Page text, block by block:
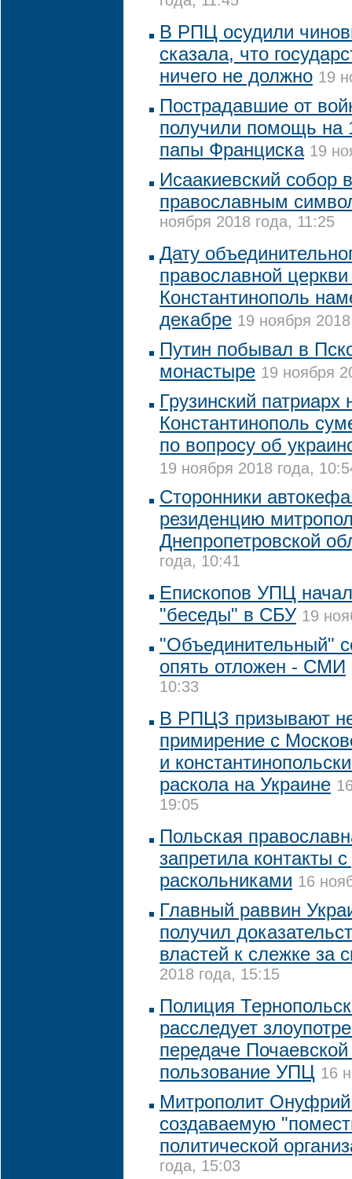
В РПЦ осудили
сказала, что
ничего не должно 19
Пострадавшие от
получили помощь на
папы Франциска 19
Исаакиевский собор
православным
ноября 2018 года, 11:25
Дату
православной
Константинополь
декабре 19 ноября
Путин побывал в
монастыре 19 ноября
Грузинский
Константинополь
по вопросу об
19 ноября 2018 года,
Сторонники
резиденцию
Днепропетровской
года, 10:41
Епископов УПЦ
"беседы" в СБУ 19
"Объединительный"
опять отложен - СМИ
10:33
В РПЦЗ призывают
примирение с
и
раскола на Украине
19:05
Польская
запретила контакты
раскольниками 16
Главный раввин
получил
властей к слежке за
2018 года, 15:15
Полиция
расследует
передаче
пользование УПЦ 16
Митрополит
создаваемую
политической
года, 15:03